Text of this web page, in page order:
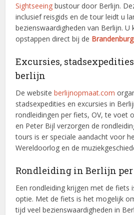
Sightseeing bustour door Berlijn.
inclusief reisgids en de tour leidt u
bezienswaardigheden van Berlijn. U
opstappen direct bij de
Excursies,
berlijn
De websiteberlijnopmaat.com
stadsexpedities en excursies in
rondleidingen per fiets, OV, te voet
en Peter Bijl verzorgen de
tours is er speciale aandacht voor
Wereldoorlog en de
Rondleiding in Berlijn per
Een rondleiding krijgen met de fiets
optie. Met de fiets is het mogelijk
tijd veel bezienswaardigheden in